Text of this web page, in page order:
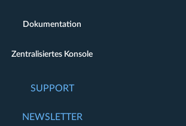
Dokumentation
Zentralisiertes Konsole
SUPPORT
NEWSLETTER